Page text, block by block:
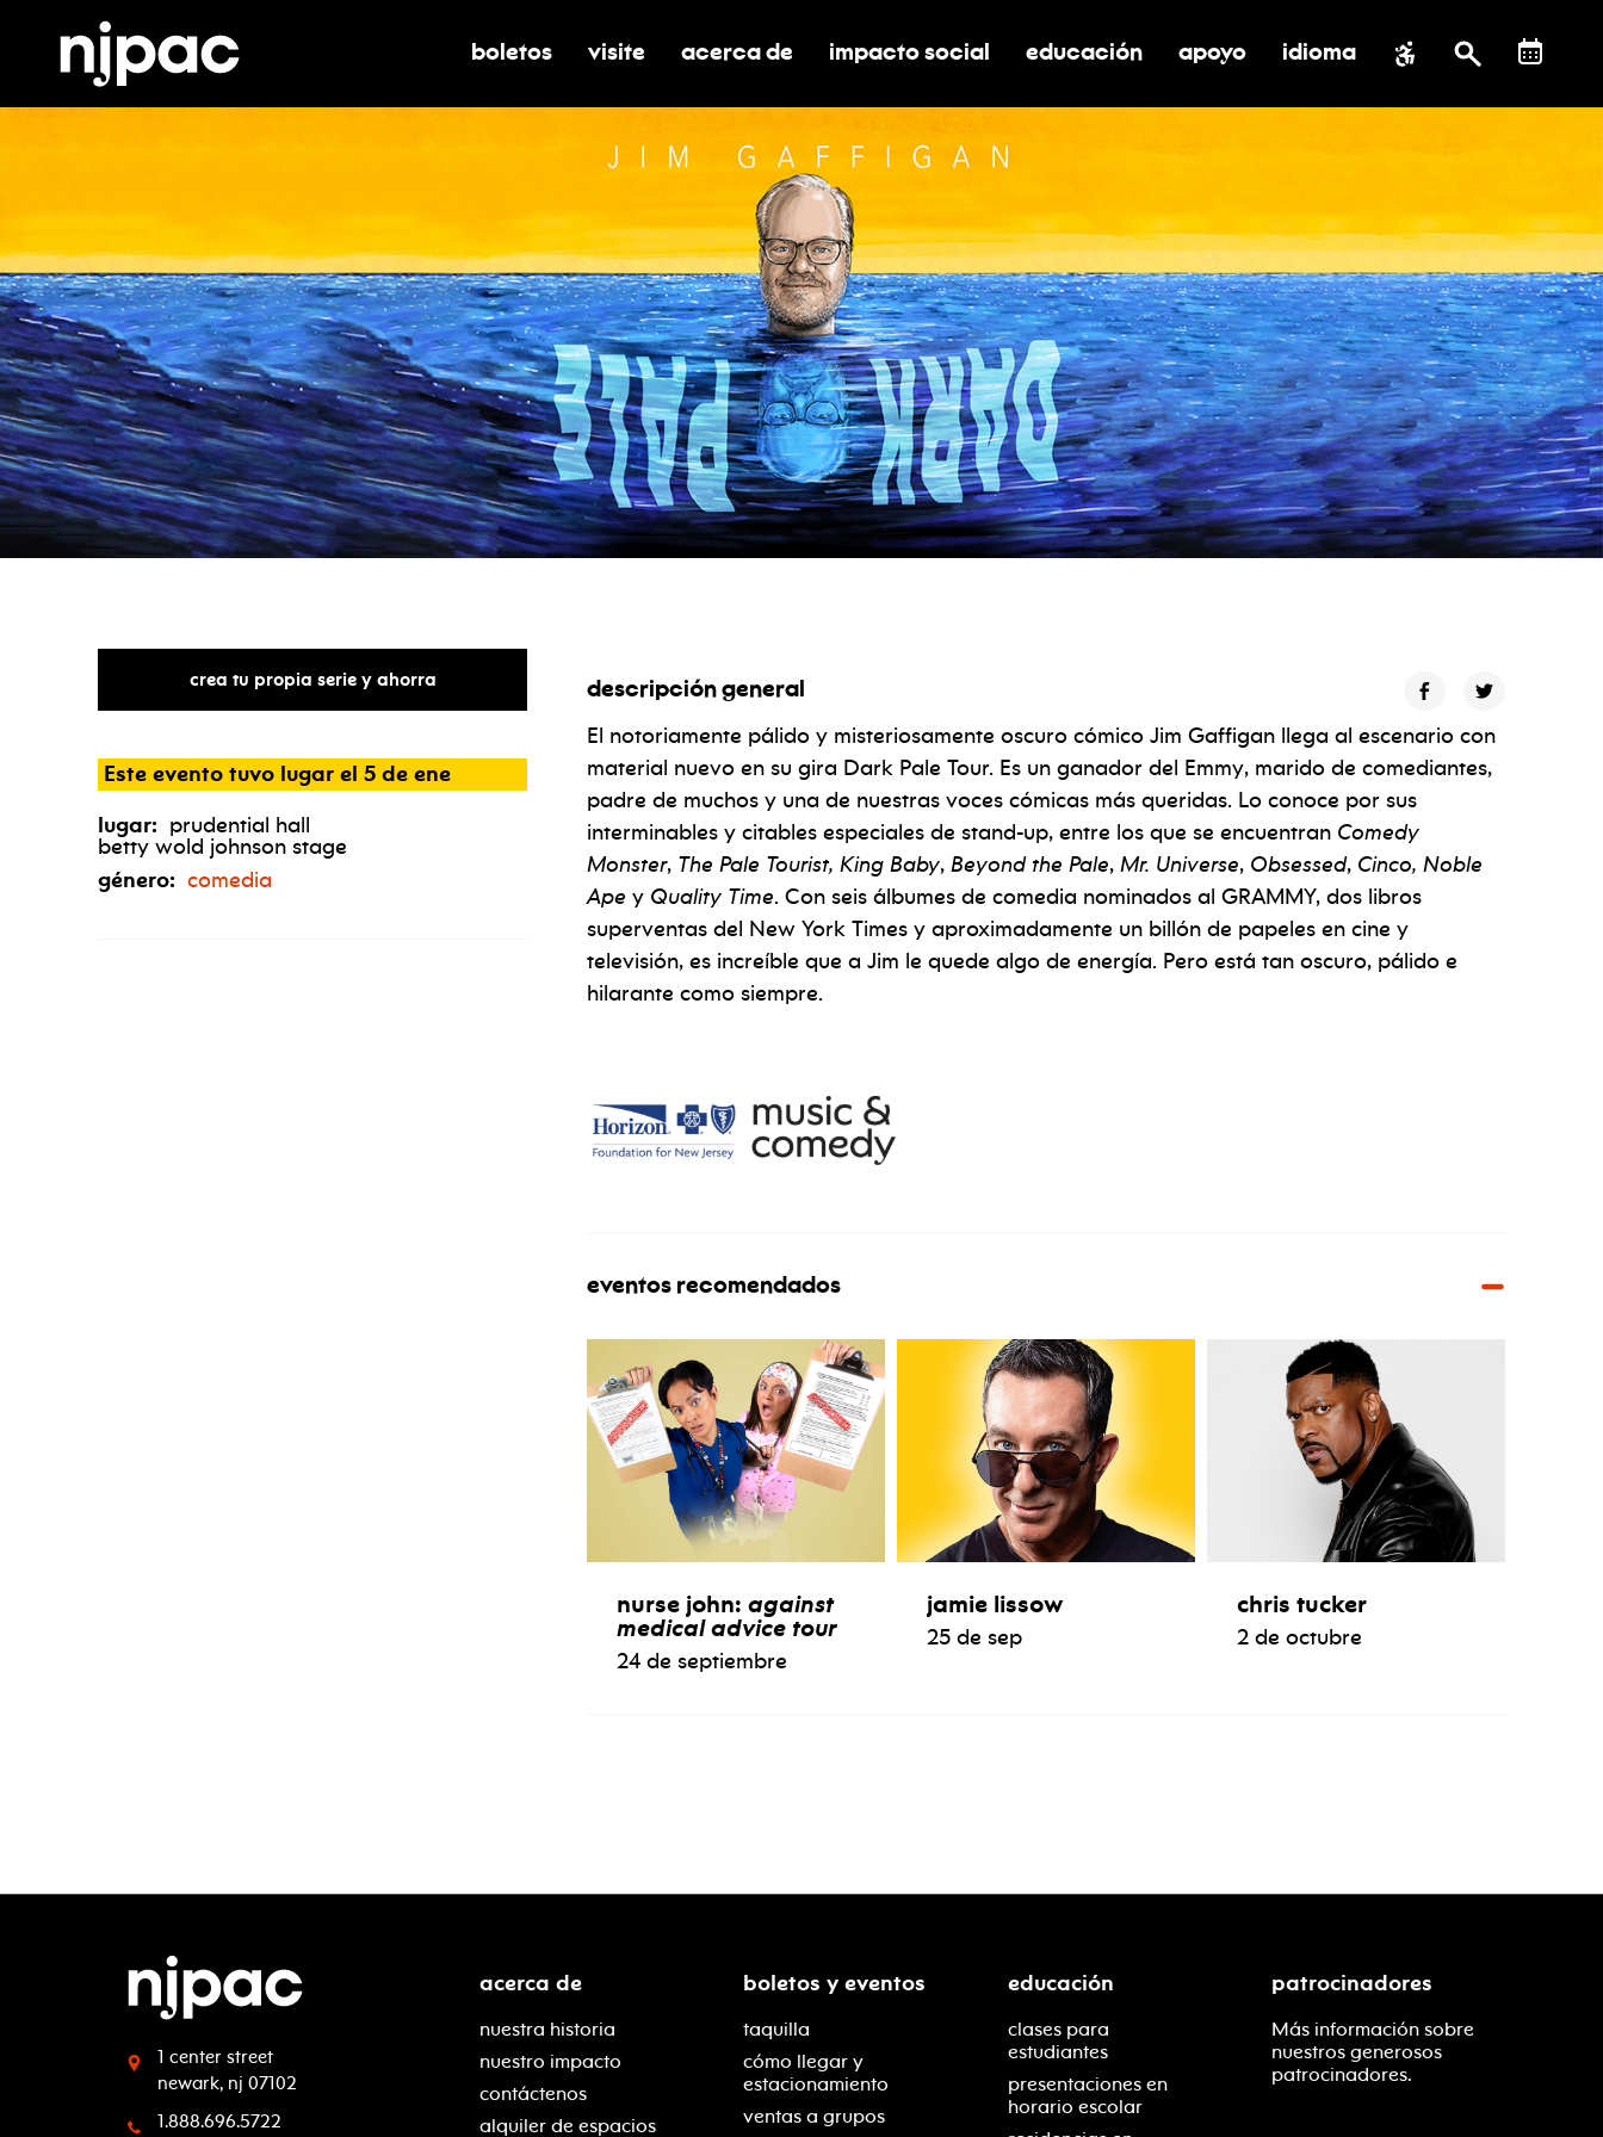
alternar submenú de boletos
boletos alternar submenú de visite
visite alternar submenú de acerca de
acerca de activar/desactivar el submenú de impacto social
impacto social alternar submenú de educación
educación alternar submenú de asistencia
apoyo idioma
dark pale tour
crea tu propia serie y ahorra
Este evento tuvo lugar el 5 de ene
lugar: prudential hall
betty wold johnson stage
género: comedia
descripción general
El notoriamente pálido y misteriosamente oscuro cómico Jim Gaffigan llega al escenario con
material nuevo en su gira Dark Pale Tour. Es un ganador del Emmy, marido de comediantes,
padre de muchos y una de nuestras voces cómicas más queridas. Lo conoce por sus
interminables y citables especiales de stand-up, entre los que se encuentran Comedy
Monster, The Pale Tourist, King Baby, Beyond the Pale, Mr. Universe, Obsessed, Cinco, Noble
Ape y Quality Time. Con seis álbumes de comedia nominados al GRAMMY, dos libros
superventas del New York Times y aproximadamente un billón de papeles en cine y
televisión, es increíble que a Jim le quede algo de energía. Pero está tan oscuro, pálido e
hilarante como siempre.
eventos recomendados
nurse john: against
medical advice tour
24 de septiembre
jamie lissow
25 de sep
chris tucker
2 de octubre
1 center street
newark, nj 07102
1.888.696.5722
acerca de
nuestra historia
nuestro impacto
contáctenos
alquiler de espacios
boletos y eventos
taquilla
cómo llegar y
estacionamiento
ventas a grupos
educación
clases para
estudiantes
presentaciones en
horario escolar
patrocinadores
Más información sobre
nuestros generosos
patrocinadores.